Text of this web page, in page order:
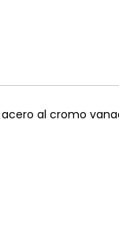
al cromo